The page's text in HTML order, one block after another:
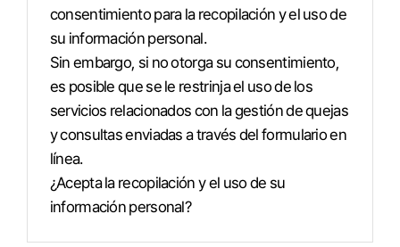
consentimiento para la recopilación y el uso de
su información personal.
Sin embargo, si no otorga su consentimiento,
es posible que se le restrinja el uso de los
servicios relacionados con la gestión de quejas
y consultas enviadas a través del formulario en
línea.
¿Acepta la recopilación y el uso de su
información personal?